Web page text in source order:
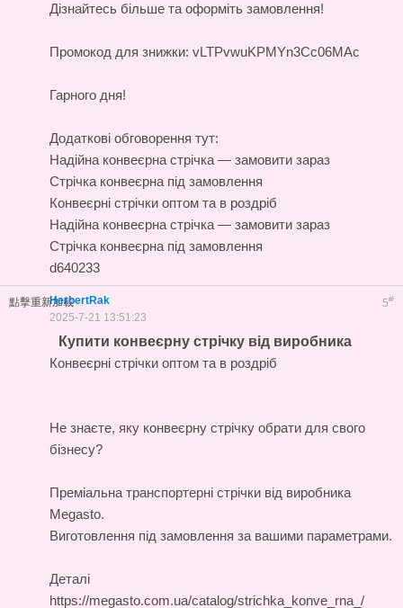
Дізнайтесь більше та оформіть замовлення!
Промокод для знижки: vLTPvwuKPMYn3Cc06MAc
Гарного дня!
Додаткові обговорення тут:
Надійна конвеєрна стрічка — замовити зараз
Стрічка конвеєрна під замовлення
Конвеєрні стрічки оптом та в роздріб
Надійна конвеєрна стрічка — замовити зараз
Стрічка конвеєрна під замовлення
d640233
點擊重新加載 5#
HerbertRak
2025-7-21 13:51:23
Купити конвеєрну стрічку від виробника
Конвеєрні стрічки оптом та в роздріб
Не знаєте, яку конвеєрну стрічку обрати для свого
бізнесу?
Преміальна транспортерні стрічки від виробника
Megasto.
Виготовлення під замовлення за вашими параметрами.
Деталі
https://megasto.com.ua/catalog/strichka_konve_rna_/